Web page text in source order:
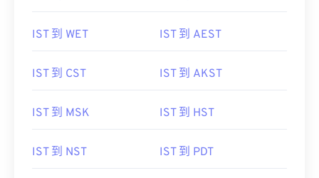
IST 到 WET IST 到 AEST
IST 到 CST IST 到 AKST
IST 到 MSK IST 到 HST
IST 到 NST IST 到 PDT